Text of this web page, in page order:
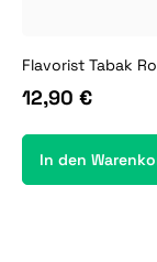
Flavorist Tabak
12,90 €
In den